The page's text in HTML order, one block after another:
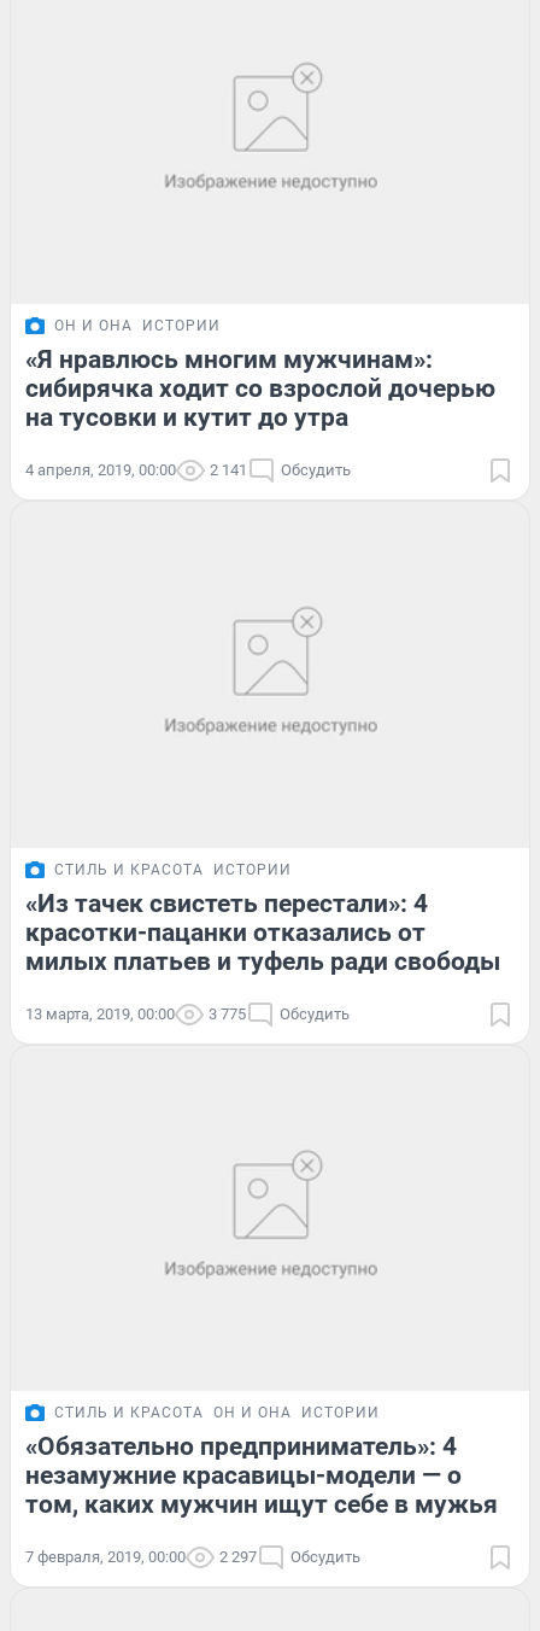
ОН И ОНА ИСТОРИИ
«Я нравлюсь многим мужчинам»:
сибирячка ходит со взрослой дочерью
на тусовки и кутит до утра
4 апреля, 2019, 00:00 2 141 Обсудить
СТИЛЬ И КРАСОТА ИСТОРИИ
«Из тачек свистеть перестали»: 4
красотки-пацанки отказались от
милых платьев и туфель ради свободы
13 марта, 2019, 00:00 3 775 Обсудить
СТИЛЬ И КРАСОТА ОН И ОНА ИСТОРИИ
«Обязательно предприниматель»: 4
незамужние красавицы-модели — о
том, каких мужчин ищут себе в мужья
7 февраля, 2019, 00:00 2 297 Обсудить